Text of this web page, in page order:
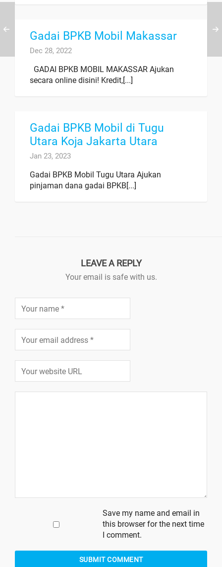
Gadai BPKB Mobil Makassar
Dec 28, 2022
GADAI BPKB MOBIL MAKASSAR Ajukan
secara online disini! Kredit,[...]
Gadai BPKB Mobil di Tugu
Utara Koja Jakarta Utara
Jan 23, 2023
Gadai BPKB Mobil Tugu Utara Ajukan
pinjaman dana gadai BPKB[...]
LEAVE A REPLY
Your email is safe with us.
Save my name and email in
this browser for the next time
I comment.